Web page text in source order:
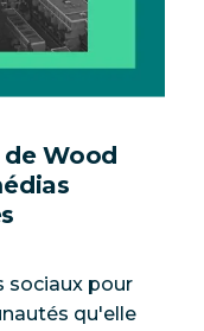
Wood
sociaux pour
qu'elle